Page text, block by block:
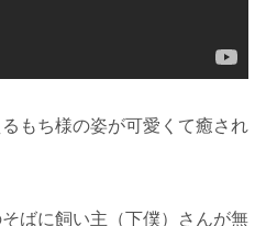
もち様の姿が可愛くて癒され
ばに飼い主（下僕）さんが無